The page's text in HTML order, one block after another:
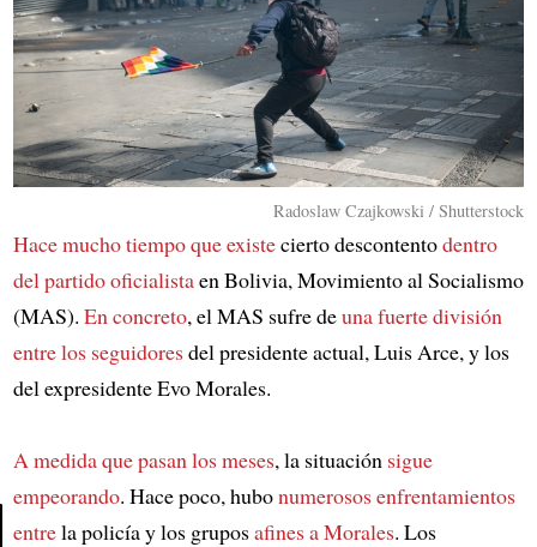
Radoslaw Czajkowski / Shutterstock
Hace mucho tiempo que existecierto descontentodentro
del partido oficialistaen Bolivia, Movimiento al Socialismo
(MAS). En concreto, el MAS sufre deuna fuerte división
entre los seguidoresdel presidente actual, Luis Arce, y los
del expresidente Evo Morales.
A medida que pasan los meses, la situación sigue
empeorando. Hace poco, hubonumerosos enfrentamientos
entrela policía y los gruposafines a Morales. Los